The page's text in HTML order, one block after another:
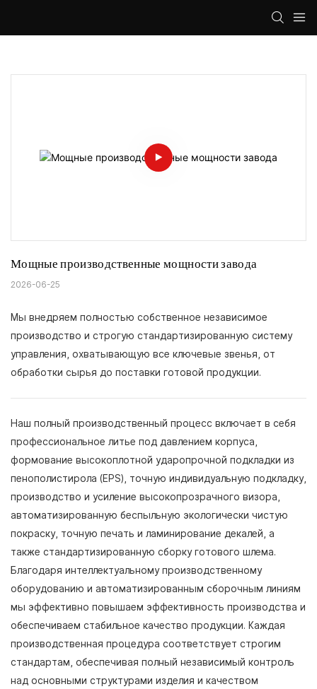
Мощные производственные мощности завода
2026-06-25
Мы внедряем полностью собственное независимое
производство и строгую стандартизированную систему
управления, охватывающую все ключевые звенья, от
обработки сырья до поставки готовой продукции.
Наш полный производственный процесс включает в себя
профессиональное литье под давлением корпуса,
формование высокоплотной ударопрочной подкладки из
пенополистирола (EPS), точную индивидуальную подкладку,
производство и усиление высокопрозрачного визора,
автоматизированную беспыльную экологически чистую
покраску, точную печать и ламинирование декалей, а
также стандартизированную сборку готового шлема.
Благодаря интеллектуальному производственному
оборудованию и автоматизированным сборочным линиям
мы эффективно повышаем эффективность производства и
обеспечиваем стабильное качество продукции. Каждая
производственная процедура соответствует строгим
стандартам, обеспечивая полный независимый контроль
над основными структурами изделия и качеством